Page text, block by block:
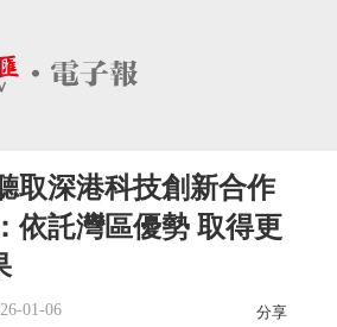
取深港科技創新合作
依託灣區優勢 取得更
01-06 分享